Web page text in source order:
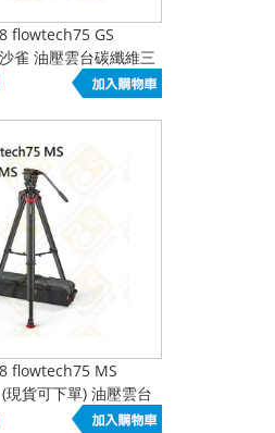
flowtech75 GS
雀 油壓雲台碳纖維三
雲台 地面延伸器 公
flowtech75 MS
現貨可下單) 油壓雲台
12kg 液壓雲台 中止 公